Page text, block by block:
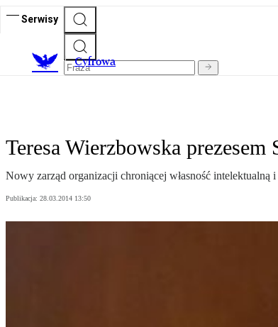
Serwisy
Cyfrowa
Teresa Wierzbowska prezesem
Nowy zarząd organizacji chroniącej własność
Publikacja: 28.03.2014 13:50